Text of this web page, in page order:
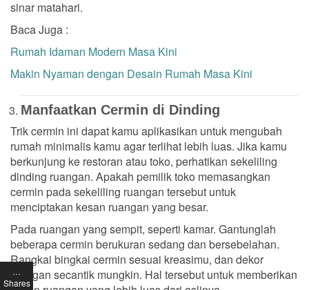
sinar matahari.
Baca Juga :
Rumah Idaman Modern Masa Kini
Makin Nyaman dengan Desain Rumah Masa Kini
Manfaatkan Cermin di Dinding
Trik cermin ini dapat kamu aplikasikan untuk mengubah
rumah minimalis kamu agar terlihat lebih luas. Jika kamu
berkunjung ke restoran atau toko, perhatikan sekeliling
dinding ruangan. Apakah pemilik toko memasangkan
cermin pada sekeliling ruangan tersebut untuk
menciptakan kesan ruangan yang besar.
Pada ruangan yang sempit, seperti kamar. Gantunglah
beberapa cermin berukuran sedang dan bersebelahan.
Rangkai bingkai cermin sesuai kreasimu, dan dekor
ruangan secantik mungkin. Hal tersebut untuk memberikan
…
Shares